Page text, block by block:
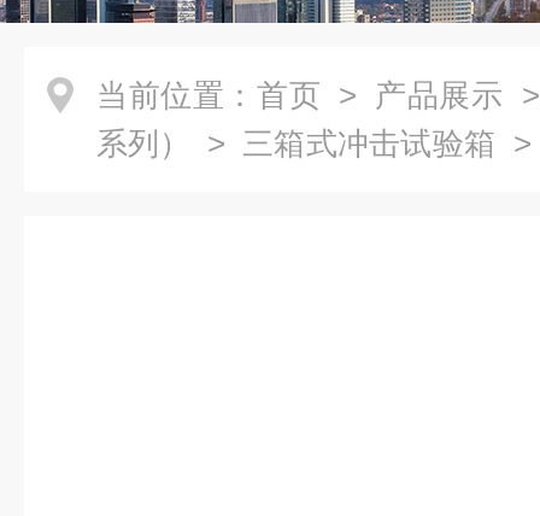
当前位置： 首页 > 产品展示
系列）
> 三箱式冲击试验箱 >